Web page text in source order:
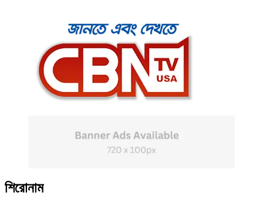
শিরোনাম